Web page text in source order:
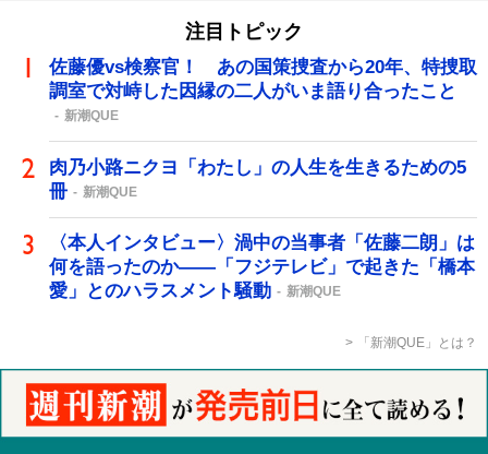
注目トピック
佐藤優vs検察官！ あの国策捜査から20年、特捜取
調室で対峙した因縁の二人がいま語り合ったこと
新潮QUE
肉乃小路ニクヨ「わたし」の人生を生きるための5
冊
新潮QUE
〈本人インタビュー〉渦中の当事者「佐藤二朗」は
何を語ったのか――「フジテレビ」で起きた「橋本
愛」とのハラスメント騒動
新潮QUE
「新潮QUE」とは？